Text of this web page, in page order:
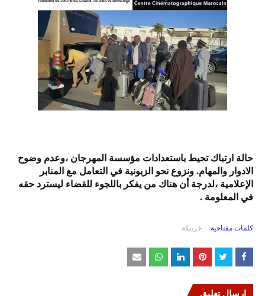
حالة ارتباك تحيط باستعدادات مؤسسة المهرجان ،وعدم وضوح
الادوار والمهام. ونزوع نحو الزبونية في التعامل مع المنابر
الإعلامية ،لدرجة أن هناك من يفكر باللجوء للقضاء ليسترد حقه
في المعلومة .
كلمات مفتاحية: خريبكة
إرسال تعليق